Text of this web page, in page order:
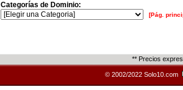
Categorías de Dominio:
[Pág.
** Precios
© 2002/2022 Solo10.com